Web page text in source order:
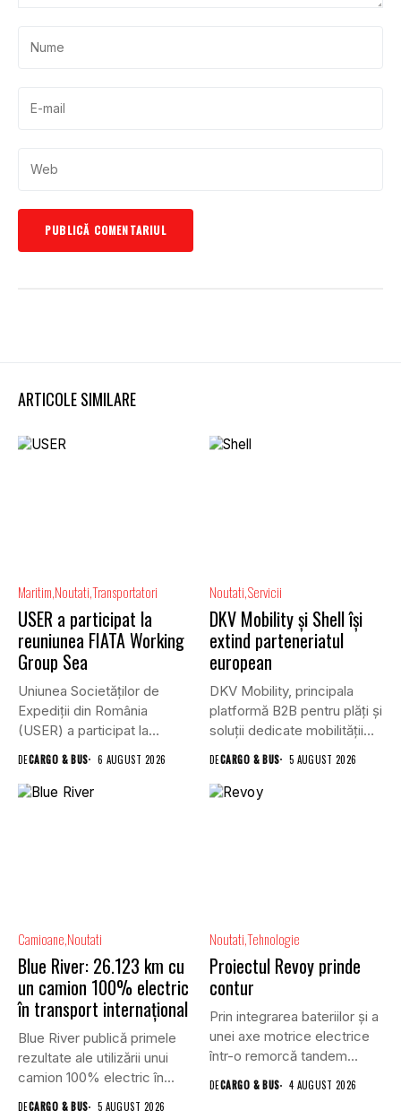
ARTICOLE SIMILARE
Maritim NoutatiTransportatori
USER a participat la
reuniunea FIATA Working
Group Sea
Uniunea Societăților de
Expediții din România
(USER) a participat la
DECARGO & BUS 6 AUGUST 2026
Noutati Servicii
DKV Mobility și Shell își
extind parteneriatul
european
DKV Mobility, principala
platformă B2B pentru plăți și
soluții dedicate mobilității
DECARGO & BUS 5 AUGUST 2026
Camioane Noutati
Blue River: 26.123 km cu
un camion 100% electric
în transport internațional
Blue River publică primele
rezultate ale utilizării unui
camion 100% electric în...
DECARGO & BUS 5 AUGUST 2026
NoutatiTehnologie
Proiectul Revoy prinde
contur
Prin integrarea bateriilor și a
unei axe motrice electrice
într-o remorcă tandem...
DECARGO & BUS 4 AUGUST 2026